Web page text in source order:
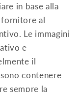
in base alla
al
Le immagini
e
il
contenere
sempre la